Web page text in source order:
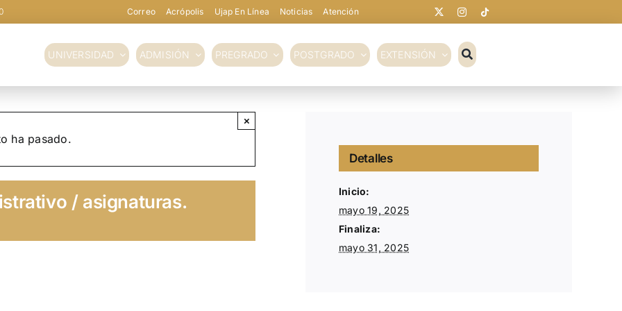
Correo Acrópolis Ujap En Línea Noticias Atención
UNIVERSIDAD ADMISIÓN PREGRADO POSTGRADO EXTENSIÓN
ha pasado.
×
/ asignaturas.
Detalles
Inicio:
mayo 19, 2025
Finaliza:
mayo 31, 2025